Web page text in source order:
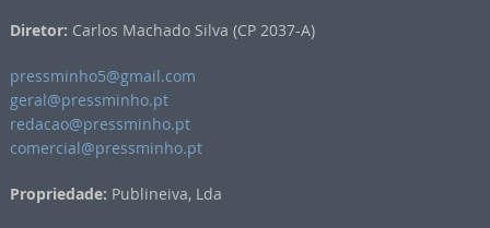
Diretor: Carlos Machado Silva (CP 2037-A)
pressminho5@gmail.com
geral@pressminho.pt
redacao@pressminho.pt
comercial@pressminho.pt
Propriedade: Publineiva, Lda